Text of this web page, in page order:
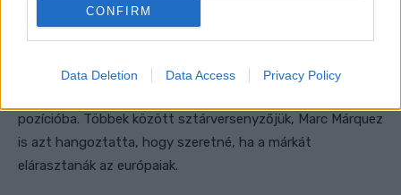
CONFIRM
Data Deletion Data Access Privacy Policy
Hogy ki lehet Kokubu utódja, arra állítólag több opciója is
útján, ahogyan arról már egy ideje szó van, és meglépik-e,
pozícióba. Többek között sztárversenyzőjük, Marc Márquez
is azt hangoztatta, hogy szeretné, ha a márkát
elárasztanák az európaiak.